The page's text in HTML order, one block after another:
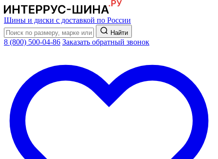
Шины и диски с доставкой по России
Найти
8 (800) 500-04-86 Заказать обратный звонок